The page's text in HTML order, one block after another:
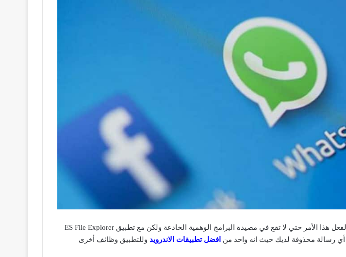
حيث أصبح الموضوع أسهل بكثير فلا داعي للقلق ولا داعى لاستخدام تطبيقات أخري لفعل هذا الأمر حتي لا تقع في مصيدة البرامج الوهمية الخادعة ولكن مع تطبيق ES File Explorer
افضل تطبيقات الاندرويد وللتطبيق وظائف أخرى